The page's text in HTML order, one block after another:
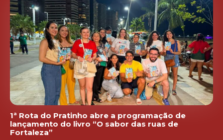
1ª Rota do Pratinho abre a programação de
lançamento do livro “O sabor das ruas de
Fortaleza”